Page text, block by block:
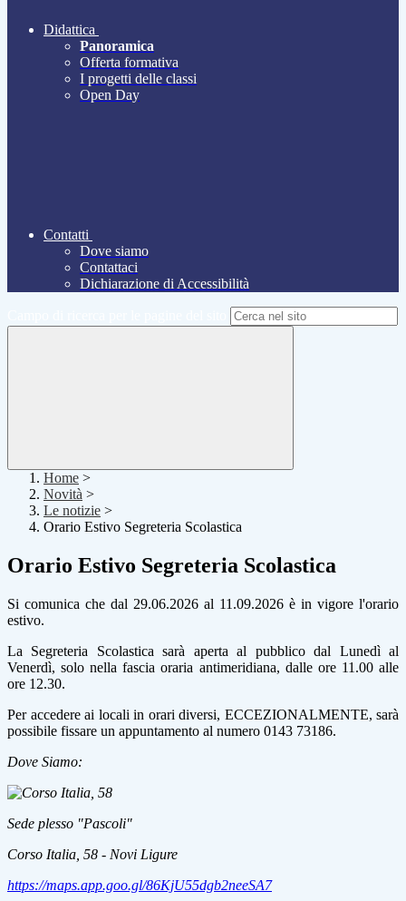
Didattica
Panoramica
Offerta formativa
I progetti delle classi
Open Day
Contatti
Dove siamo
Contattaci
Dichiarazione di Accessibilità
Home >
Novità >
Le notizie >
Orario Estivo Segreteria Scolastica
Orario Estivo Segreteria Scolastica
Si comunica che dal 29.06.2026 al 11.09.2026 è in vigore l'orario
estivo.
La Segreteria Scolastica sarà aperta al pubblico dal Lunedì al
Venerdì, solo nella fascia oraria antimeridiana, dalle ore 11.00 alle
ore 12.30.
Per accedere ai locali in orari diversi, ECCEZIONALMENTE, sarà
possibile fissare un appuntamento al numero 0143 73186.
Dove Siamo:
Sede plesso "Pascoli"
Corso Italia, 58 - Novi Ligure
https://maps.app.goo.gl/86KjU55dgb2neeSA7